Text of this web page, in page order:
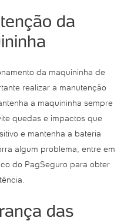
da
da maquininha de
realizar a manutenção
a maquininha sempre
quedas e impactos que
e mantenha a bateria
algum problema, entre em
do PagSeguro para obter
das